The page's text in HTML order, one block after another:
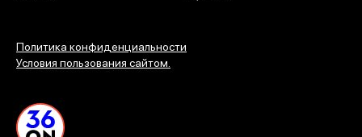
Политика конфиденциальности
Условия пользования сайтом.